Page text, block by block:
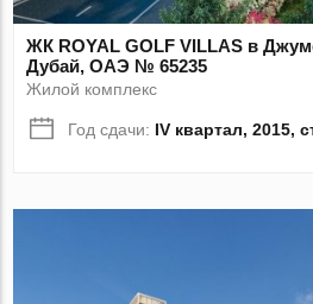
ЖК ROYAL GOLF VILLAS в
Дубай, ОАЭ № 65235
Жилой комплекс
Год сдачи: IV квартал, 2015,